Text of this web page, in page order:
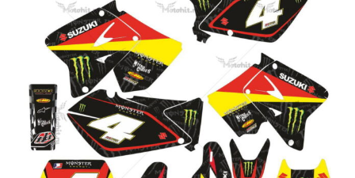
товар
имеет
несколько
вариаций.
Опции
можно
выбрать
на
странице